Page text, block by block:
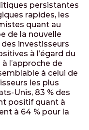
persistantes
rapides, les
quant au
de la nouvelle
investisseurs
à l’égard du
l’approche de
à celui de
les plus
Unis, 83 % des
positif quant à
à 64 % pour la